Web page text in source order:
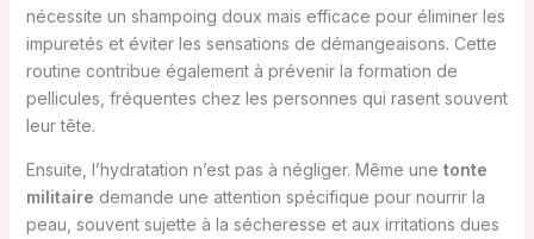
nécessite un shampoing doux mais efficace pour éliminer les
impuretés et éviter les sensations de démangeaisons. Cette
routine contribue également à prévenir la formation de
pellicules, fréquentes chez les personnes qui rasent souvent
leur tête.
Ensuite, l’hydratation n’est pas à négliger. Même une tonte
militaire demande une attention spécifique pour nourrir la
peau, souvent sujette à la sécheresse et aux irritations dues